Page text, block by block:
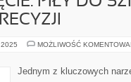
MOŻLIWOŚĆ
Jednym z kluczowych